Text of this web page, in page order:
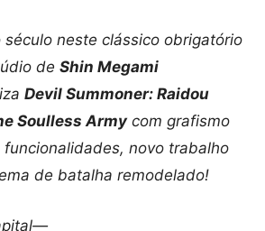
neste clássico obrigatório
de Shin Megami
Devil Summoner: Raidou
Soulless Armycom grafismo
novo trabalho
de batalha remodelado!